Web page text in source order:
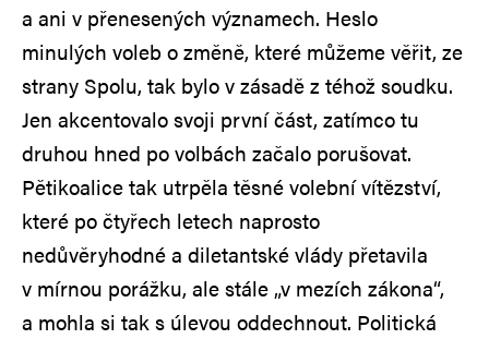
a ani v přenesených významech. Heslo
minulých voleb o změně, které můžeme věřit, ze
strany Spolu, tak bylo v zásadě z téhož soudku.
Jen akcentovalo svoji první část, zatímco tu
druhou hned po volbách začalo porušovat.
Pětikoalice tak utrpěla těsné volební vítězství,
které po čtyřech letech naprosto
nedůvěryhodné a diletantské vlády přetavila
v mírnou porážku, ale stále „v mezích zákona“,
a mohla si tak s úlevou oddechnout. Politická